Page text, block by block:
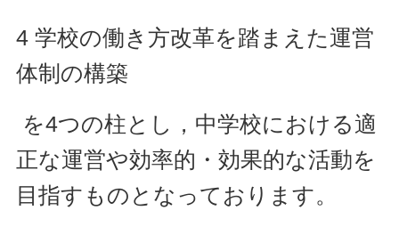
4 学校の働き方改革を踏まえた運営
体制の構築
を4つの柱とし，中学校における適
正な運営や効率的・効果的な活動を
目指すものとなっております。